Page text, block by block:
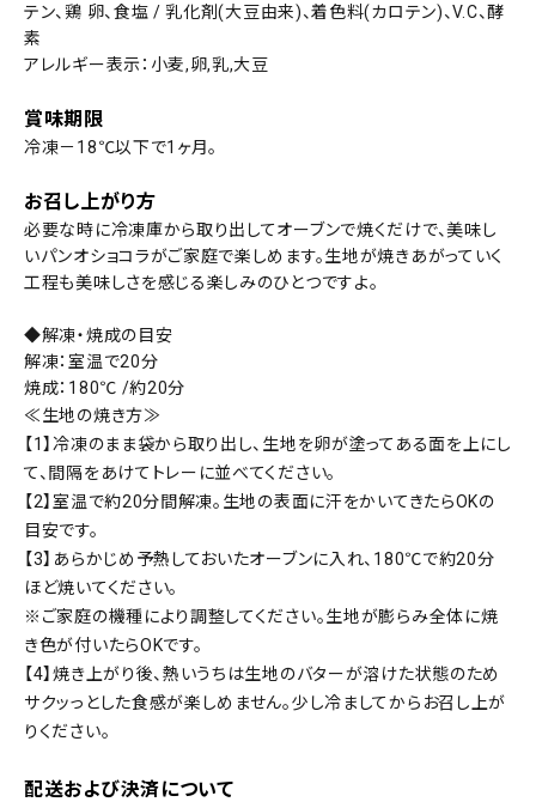
テン、鶏 卵、食塩 / 乳化剤(大豆由来)、着色料(カロテン)、V.C、酵
素
アレルギー表示：小麦,卵,乳,大豆
賞味期限
冷凍－18℃以下で1ヶ月。
お召し上がり方
必要な時に冷凍庫から取り出してオーブンで焼くだけで、美味し
いパンオショコラがご家庭で楽しめます。生地が焼きあがっていく
工程も美味しさを感じる楽しみのひとつですよ。
◆解凍・焼成の目安
解凍：室温で20分
焼成：180℃ /約20分
≪生地の焼き方≫
【1】冷凍のまま袋から取り出し、生地を卵が塗ってある面を上にし
て、間隔をあけてトレーに並べてください。
【2】室温で約20分間解凍。生地の表面に汗をかいてきたらOKの
目安です。
【3】あらかじめ予熱しておいたオーブンに入れ、180℃で約20分
ほど焼いてください。
※ご家庭の機種により調整してください。生地が膨らみ全体に焼
き色が付いたらOKです。
【4】焼き上がり後、熱いうちは生地のバターが溶けた状態のため
サクッっとした食感が楽しめません。少し冷ましてからお召し上が
りください。
配送および決済について